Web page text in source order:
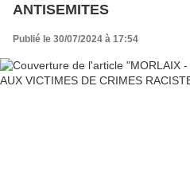
ANTISEMITES
Publié le 30/07/2024 à 17:54